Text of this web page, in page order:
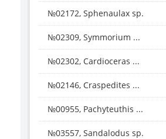
№02172, Sphenaulax sp.
№02309, Symmorium ...
№02302, Cardioceras ...
№02146, Craspedites ...
№00955, Pachyteuthis ...
№03557, Sandalodus sp.